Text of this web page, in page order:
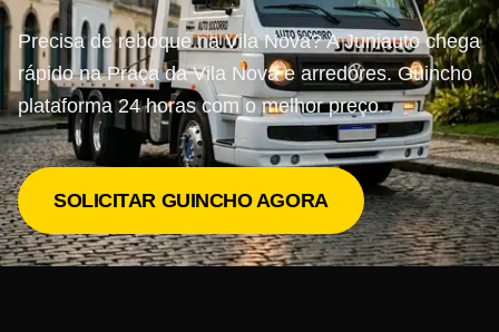
Precisa de reboque na Vila Nova? A Juniauto chega
rápido na Praça da Vila Nova e arredores. Guincho
plataforma 24 horas com o melhor preço.
SOLICITAR GUINCHO AGORA